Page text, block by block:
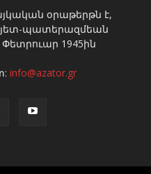
օրաթերթն է,
պատերազմեան
1945ին
info@azator.gr